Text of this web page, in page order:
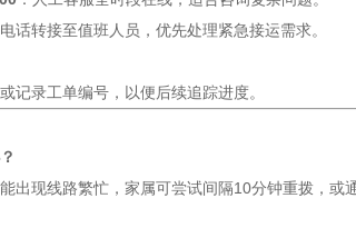
电话转接至值班人员，优先处理紧急接运需求。
记录工单编号，以便后续追踪进度。
出现线路繁忙，家属可尝试间隔10分钟重拨，或